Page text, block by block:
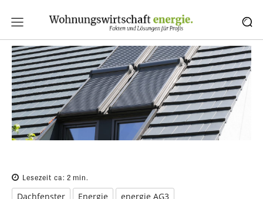
Lesezeit ca: 2 min.
Dachfenster Energie
energie AG3